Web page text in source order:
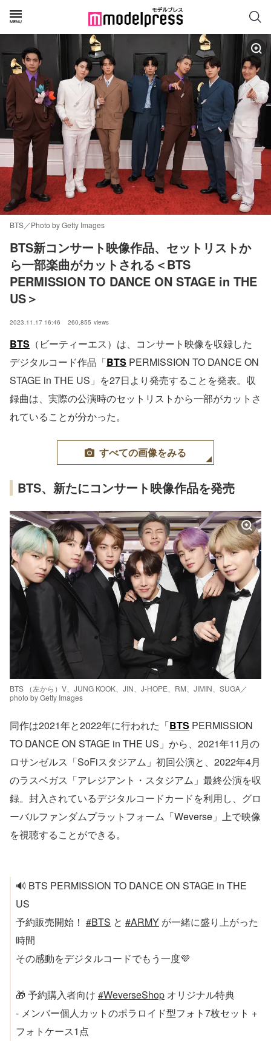
BTS／Photo by Getty Images
BTS新コンサート映像作品、セットリストか
ら一部楽曲がカットされる＜BTS
PERMISSION TO DANCE ON STAGE in THE
US＞
2023.11.17 16:46 260,855 views
BTS （ビーティーエス）は、コンサート映像を収録した
デジタルコード作品「BTS PERMISSION TO DANCE ON
STAGE in THE US」を27日より発売することを発表。収
録曲は、実際の公演時のセットリストから一部がカットさ
れていることが分かった。
すべての画像をみる
BTS、新たにコンサート映像作品を発売
BTS （左から）V、JUNG KOOK、JIN、J-HOPE、RM、JIMIN、SUGA／
photo by Getty Images
同作は2021年と2022年に行われた「BTS PERMISSION
TO DANCE ON STAGE in THE US」から、2021年11月の
ロサンゼルス「SoFiスタジアム」初回公演と、2022年4月
のラスベガス「アレジアント・スタジアム」最終公演を収
録。封入されているデジタルコードカードを利用し、グロ
ーバルファンダムプラットフォーム「Weverse」上で映像
を視聴することができる。
🔊 BTS PERMISSION TO DANCE ON STAGE in THE
US
予約販売開始！ #BTS と #ARMY が一緒に盛り上がった
時間
その感動をデジタルコードでもう一度💜
🎁 予約購入者向け #WeverseShop オリジナル特典
- メンバー個人カットのポラロイド型フォト7枚セット +
フォトケース1点